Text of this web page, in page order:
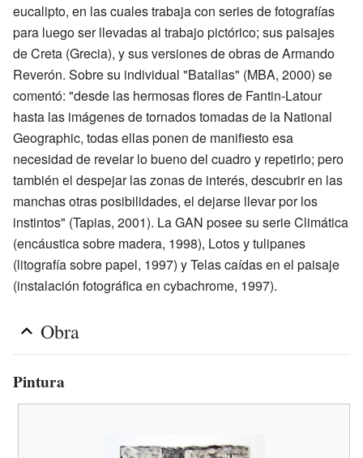
eucalipto, en las cuales trabaja con series de fotografías
para luego ser llevadas al trabajo pictórico; sus paisajes
de Creta (Grecia), y sus versiones de obras de Armando
Reverón. Sobre su individual "Batallas" (MBA, 2000) se
comentó: "desde las hermosas flores de Fantin-Latour
hasta las imágenes de tornados tomadas de la National
Geographic, todas ellas ponen de manifiesto esa
necesidad de revelar lo bueno del cuadro y repetirlo; pero
también el despejar las zonas de interés, descubrir en las
manchas otras posibilidades, el dejarse llevar por los
instintos" (Tapias, 2001). La GAN posee su serie Climática
(encáustica sobre madera, 1998), Lotos y tulipanes
(litografía sobre papel, 1997) y Telas caídas en el paisaje
(instalación fotográfica en cybachrome, 1997).
Obra
Pintura